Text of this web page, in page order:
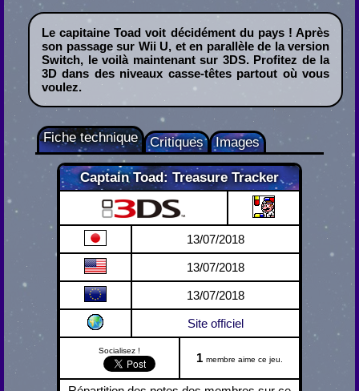
Le capitaine Toad voit décidément du pays ! Après
son passage sur Wii U, et en parallèle de la version
Switch, le voilà maintenant sur 3DS. Profitez de la
3D dans des niveaux casse-têtes partout où vous
voulez.
Captain Toad: Treasure Tracker
Nintendo 3DS
13/07/2018
13/07/2018
13/07/2018
Site officiel
Socialisez !
1 membre aime ce jeu.
Fiche technique Critiques Images